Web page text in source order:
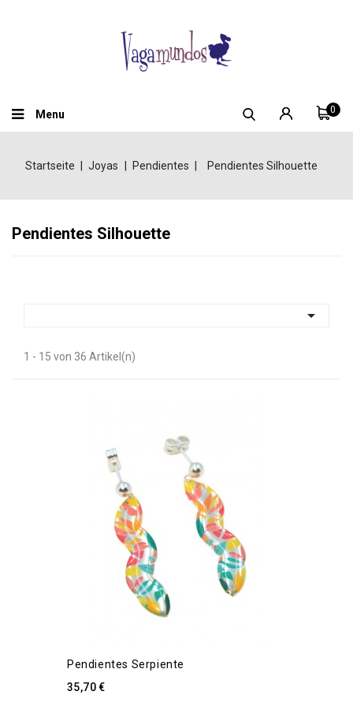
0
Menu
Startseite Joyas Pendientes Pendientes Silhouette
Pendientes Silhouette

1 - 15 von 36 Artikel(n)
Pendientes Serpiente
35,70 €